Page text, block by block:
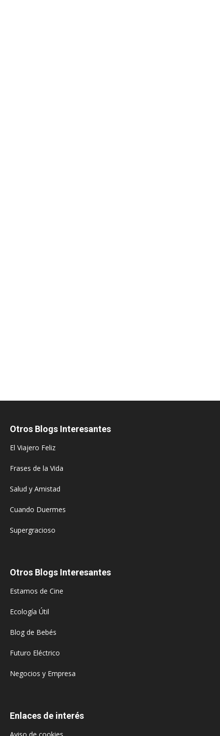
Otros Blogs Interesantes
El Viajero Feliz
Frases de la Vida
Salud y Amistad
Cuando Duermes
Supergracioso
Otros Blogs Interesantes
Estamos de Cine
Ecología Útil
Blog de Bebés
Futuro Eléctrico
Negocios y Empresa
Enlaces de interés
Aviso de cookies